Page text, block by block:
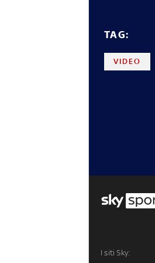
TAG:
VIDEO
I siti Sky: